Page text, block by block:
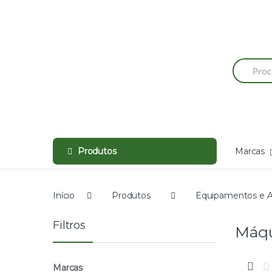
Produtos Marcas
Início Produtos Equipamentos e
Filtros
Marcas